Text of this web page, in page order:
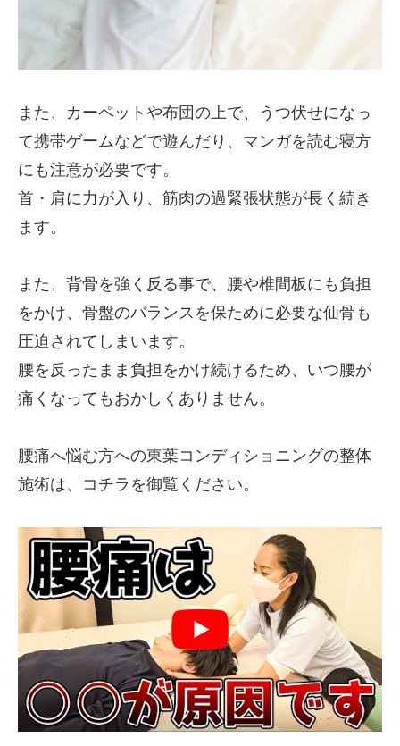
また、カーペットや布団の上で、うつ伏せになっ
て携帯ゲームなどで遊んだり、マンガを読む寝方
にも注意が必要です。
首・肩に力が入り、筋肉の過緊張状態が長く続き
ます。
また、背骨を強く反る事で、腰や椎間板にも負担
をかけ、骨盤のバランスを保ために必要な仙骨も
圧迫されてしまいます。
腰を反ったまま負担をかけ続けるため、いつ腰が
痛くなってもおかしくありません。
腰痛へ悩む方への東葉コンディショニングの整体
施術は、コチラを御覧ください。